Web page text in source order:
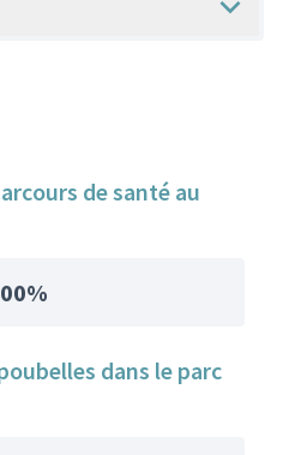
de santé au
dans le parc